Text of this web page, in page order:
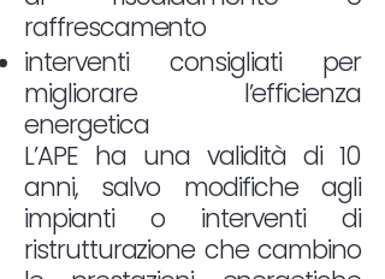
raffrescamento
interventi consigliati per
migliorare l’efficienza
energetica
L’APE ha una validità di 10
anni, salvo modifiche agli
impianti o interventi di
ristrutturazione che cambino